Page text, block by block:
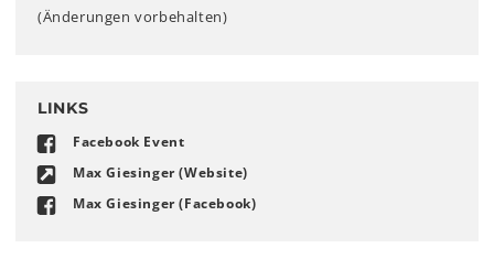
(Änderungen vorbehalten)
LINKS
Facebook Event
Max Giesinger (Website)
Max Giesinger (Facebook)